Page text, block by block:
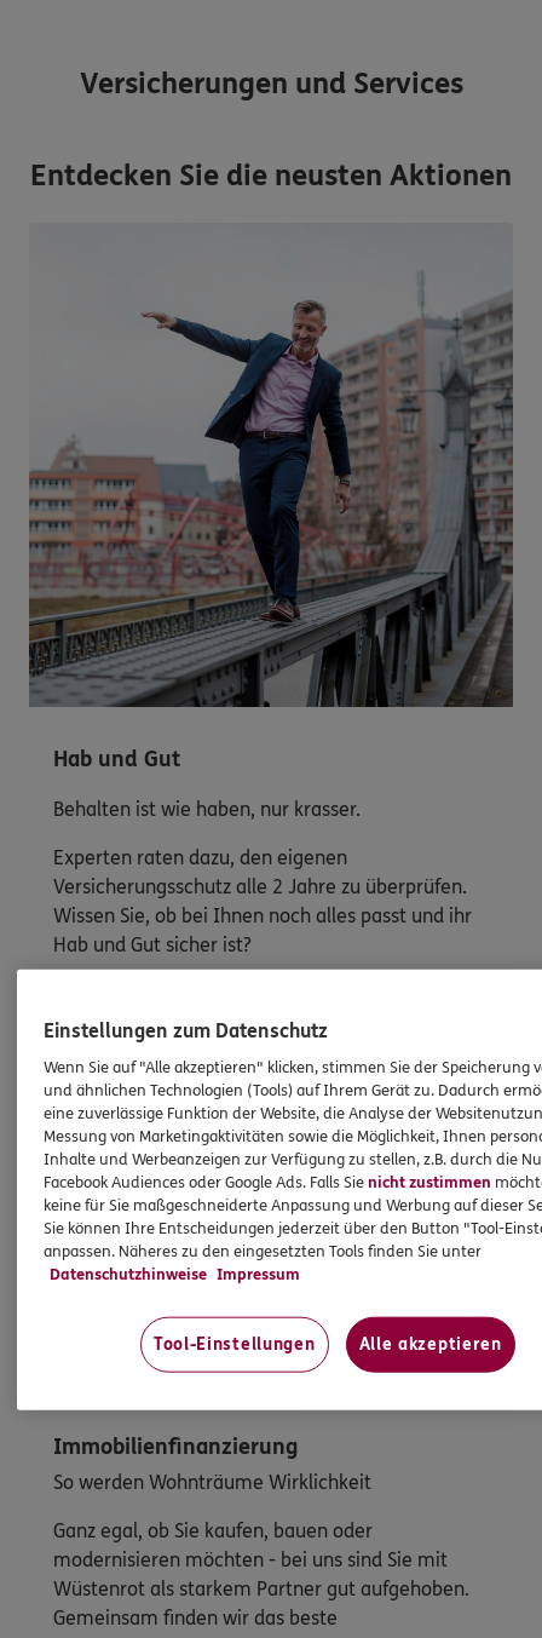
Versicherungen und Services
Entdecken Sie die neusten Aktionen
Hab und Gut
Behalten ist wie haben, nur krasser.
Experten raten dazu, den eigenen
Versicherungsschutz alle 2 Jahre zu überprüfen.
Wissen Sie, ob bei Ihnen noch alles passt und ihr
Hab und Gut sicher ist?
Jetzt Schutz überprüfen
Immobilienfinanzierung
So werden Wohnträume Wirklichkeit
Ganz egal, ob Sie kaufen, bauen oder
modernisieren möchten - bei uns sind Sie mit
Wüstenrot als starkem Partner gut aufgehoben.
Gemeinsam finden wir das beste
Einstellungen zum Datenschutz
Wenn Sie auf "Alle akzeptieren" klicken, stimmen Sie der Speicherung
und ähnlichen Technologien (Tools) auf Ihrem Gerät zu. Dadurch
eine zuverlässige Funktion der Website, die Analyse der
Messung von Marketingaktivitäten sowie die Möglichkeit, Ihnen
Inhalte und Werbeanzeigen zur Verfügung zu stellen, z.B. durch die
Facebook Audiences oder Google Ads. Falls Sienicht zustimmen
keine für Sie maßgeschneiderte Anpassung und Werbung auf dieser
Sie können Ihre Entscheidungen jederzeit über den Button "Tool-
anpassen. Näheres zu den eingesetzten Tools finden Sie unter
Datenschutzhinweise Impressum
Tool-Einstellungen Alle akzeptieren